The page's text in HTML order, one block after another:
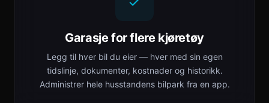
Garasje for flere kjøretøy
Legg til hver bil du eier — hver med sin egen
tidslinje, dokumenter, kostnader og historikk.
Administrer hele husstandens bilpark fra en app.